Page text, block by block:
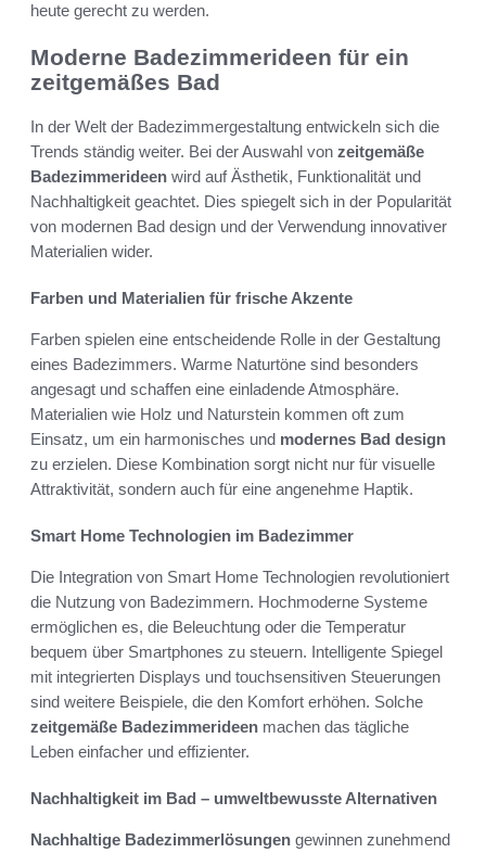
heute gerecht zu werden.
Moderne Badezimmerideen für ein
zeitgemäßes Bad
In der Welt der Badezimmergestaltung entwickeln sich die
Trends ständig weiter. Bei der Auswahl von zeitgemäße
Badezimmerideen wird auf Ästhetik, Funktionalität und
Nachhaltigkeit geachtet. Dies spiegelt sich in der Popularität
von modernen Bad design und der Verwendung innovativer
Materialien wider.
Farben und Materialien für frische Akzente
Farben spielen eine entscheidende Rolle in der Gestaltung
eines Badezimmers. Warme Naturtöne sind besonders
angesagt und schaffen eine einladende Atmosphäre.
Materialien wie Holz und Naturstein kommen oft zum
Einsatz, um ein harmonisches und modernes Bad design
zu erzielen. Diese Kombination sorgt nicht nur für visuelle
Attraktivität, sondern auch für eine angenehme Haptik.
Smart Home Technologien im Badezimmer
Die Integration von Smart Home Technologien revolutioniert
die Nutzung von Badezimmern. Hochmoderne Systeme
ermöglichen es, die Beleuchtung oder die Temperatur
bequem über Smartphones zu steuern. Intelligente Spiegel
mit integrierten Displays und touchsensitiven Steuerungen
sind weitere Beispiele, die den Komfort erhöhen. Solche
zeitgemäße Badezimmerideen machen das tägliche
Leben einfacher und effizienter.
Nachhaltigkeit im Bad – umweltbewusste Alternativen
Nachhaltige Badezimmerlösungen gewinnen zunehmend